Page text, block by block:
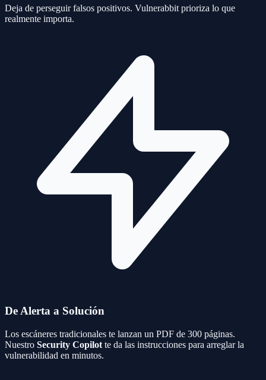
Deja de perseguir falsos positivos. Vulnerabbit prioriza lo que
realmente importa.
De Alerta a Solución
Los escáneres tradicionales te lanzan un PDF de 300 páginas.
Nuestro Security Copilot te da las instrucciones para arreglar la
vulnerabilidad en minutos.